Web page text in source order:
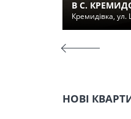
В С.
Кремидівка,
НОВІ